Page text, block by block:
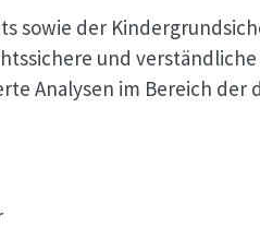
sowie der
und
Analysen im Bereich der